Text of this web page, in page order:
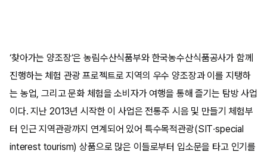
‘찾아가는 양조장’은 농림수산식품부와 한국농수산식품공사가 함께
진행하는 체험 관광 프로젝트로 지역의 우수 양조장과 이를 지탱하
는 농업, 그리고 문화 체험을 소비자가 여행을 통해 즐기는 탐방 사업
이다. 지난 2013년 시작한 이 사업은 전통주 시음 및 만들기 체험부
터 인근 지역관광까지 연계되어 있어 특수목적관광(SIT·special
interest tourism) 상품으로 많은 이들로부터 입소문을 타고 인기를